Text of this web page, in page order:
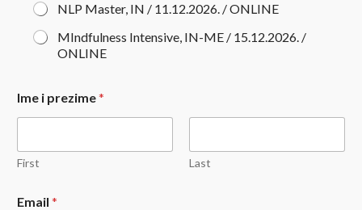
NLP Master, IN / 11.12.2026. / ONLINE
MIndfulness Intensive, IN-ME / 15.12.2026. /
ONLINE
Ime i prezime*
First Last
Email *